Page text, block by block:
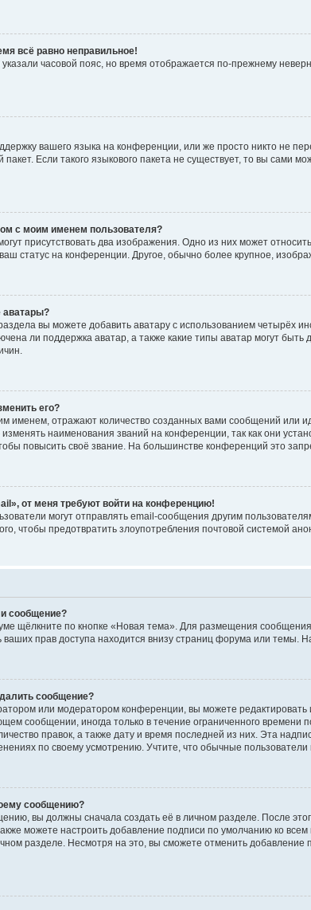
всё равно неправильное!
часовой пояс, но время отображается по-прежнему
вашего языка на конференции, или же просто никто не
пакет. Если такого языкового пакета не существует, то вы
с моим именем пользователя?
присутствовать два изображения. Одно из них может
статус на конференции. Другое, обычно более крупное,
аватары?
вы можете добавить аватару с использованием четырёх
ли поддержка аватар, а также какие типы аватар могут
его?
именем, отражают количество созданных вами сообщений или
наименования званий на конференции, так как они
повысить своё звание. На большинстве конференций это
от меня требуют войти на конференцию!
могут отправлять email-сообщения другим
чтобы предотвратить злоупотребления почтовой системой
сообщение?
щёлкните по кнопке «Новая тема». Для размещения
прав доступа находится внизу страниц форума или
сообщение?
или модератором конференции, вы можете
сообщении, иногда только в течение ограниченного
правок, а также дату и время последней из них. Эта
по своему усмотрению. Учтите, что обычные пользователи
сообщению?
вы должны сначала создать её в личном разделе. После
можете настроить добавление подписи по умолчанию ко
разделе. Несмотря на это, вы сможете отменить